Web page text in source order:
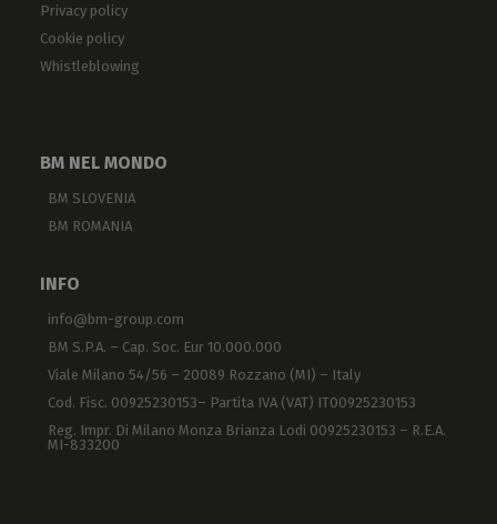
Privacy policy
Cookie policy
Whistleblowing
BM NEL MONDO
BM SLOVENIA
BM ROMANIA
INFO
info@bm-group.com
BM S.P.A. – Cap. Soc. Eur 10.000.000
Viale Milano 54/56 – 20089 Rozzano (MI) – Italy
Cod. Fisc. 00925230153– Partita IVA (VAT) IT00925230153
Reg. Impr. Di Milano Monza Brianza Lodi 00925230153 – R.E.A.
MI-833200